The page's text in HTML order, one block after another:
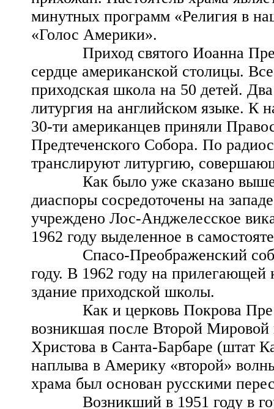
минутных программ «Религия в
«Голос Америки».
Приход святого Иоанна
сердце американской столицы.
приходская школа на 50 детей.
литургия на английском языке. К
30-ти американцев приняли
Предтеченского Собора. По
транслируют литургию,
Как было уже сказано выше,
диаспоры сосредоточены на
учреждено Лос-Анджелесское
1962 году выделенное в
Спасо-Преображенский собор
году. В 1962 году на
здание приходской школы.
Как и церковь Покрова
возникшая после Второй Мировой
Христова в Санта-Барбаре (штат
наплыва в Америку «второй»
храма был основан русскими
Возникший в 1951 году в